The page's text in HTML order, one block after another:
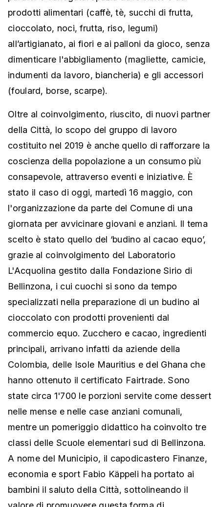
prodotti alimentari (caffè, tè, succhi di frutta,
cioccolato, noci, frutta, riso, legumi)
all’artigianato, ai fiori e ai palloni da gioco, senza
dimenticare l'abbigliamento (magliette, camicie,
indumenti da lavoro, biancheria) e gli accessori
(foulard, borse, scarpe).
Oltre al coinvolgimento, riuscito, di nuovi partner
della Città, lo scopo del gruppo di lavoro
costituito nel 2019 è anche quello di rafforzare la
coscienza della popolazione a un consumo più
consapevole, attraverso eventi e iniziative. È
stato il caso di oggi, martedì 16 maggio, con
l'organizzazione da parte del Comune di una
giornata per avvicinare giovani e anziani. Il tema
scelto è stato quello del ‘budino al cacao equo’,
grazie al coinvolgimento del Laboratorio
L'Acquolina gestito dalla Fondazione Sirio di
Bellinzona, i cui cuochi si sono da tempo
specializzati nella preparazione di un budino al
cioccolato con prodotti provenienti dal
commercio equo. Zucchero e cacao, ingredienti
principali, arrivano infatti da aziende della
Colombia, delle Isole Mauritius e del Ghana che
hanno ottenuto il certificato Fairtrade. Sono
state circa 1'700 le porzioni servite come dessert
nelle mense e nelle case anziani comunali,
mentre un pomeriggio didattico ha coinvolto tre
classi delle Scuole elementari sud di Bellinzona.
A nome del Municipio, il capodicastero Finanze,
economia e sport Fabio Käppeli ha portato ai
bambini il saluto della Città, sottolineando il